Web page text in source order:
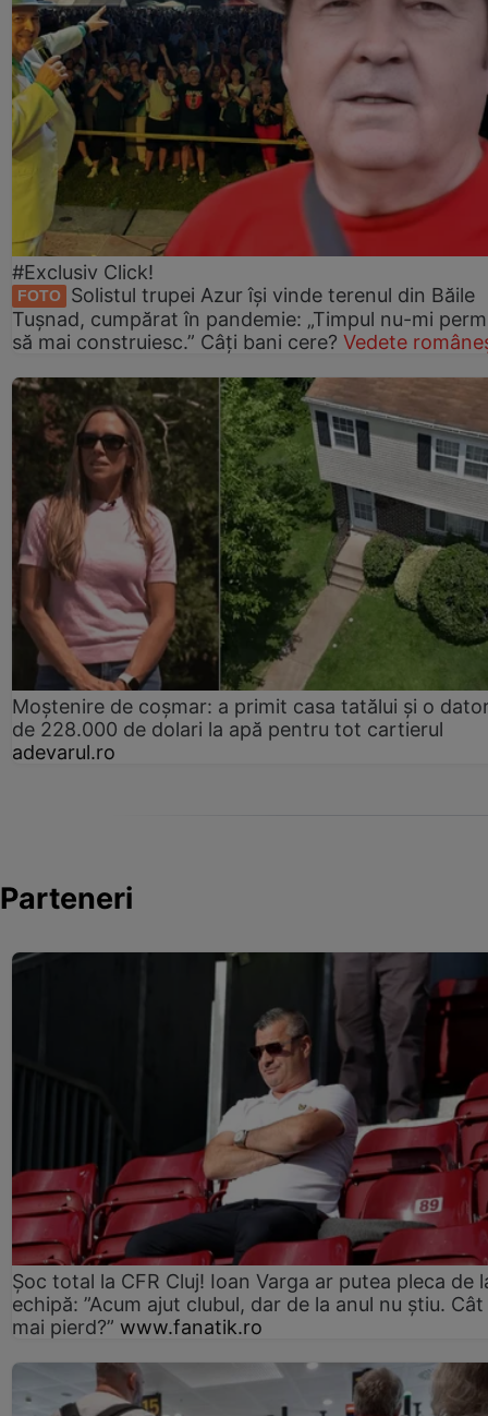
#Exclusiv Click!
FOTO
Solistul trupei Azur își vinde terenul din Băile
Tușnad, cumpărat în pandemie: „Timpul nu-mi
să mai construiesc.” Câți bani cere? Vedete
Moștenire de coșmar: a primit casa tatălui și o
de 228.000 de dolari la apă pentru tot cartierul
adevarul.ro
Parteneri
Șoc total la CFR Cluj! Ioan Varga ar putea pleca de
echipă: ”Acum ajut clubul, dar de la anul nu știu. Cât
mai pierd?” www.fanatik.ro